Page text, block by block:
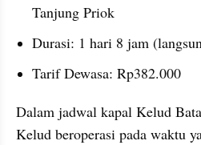
Tanjung Priok
Durasi: 1 hari 8 jam
Tarif Dewasa: Rp382.000
Dalam jadwal kapal Kelud
Kelud beroperasi pada waktu